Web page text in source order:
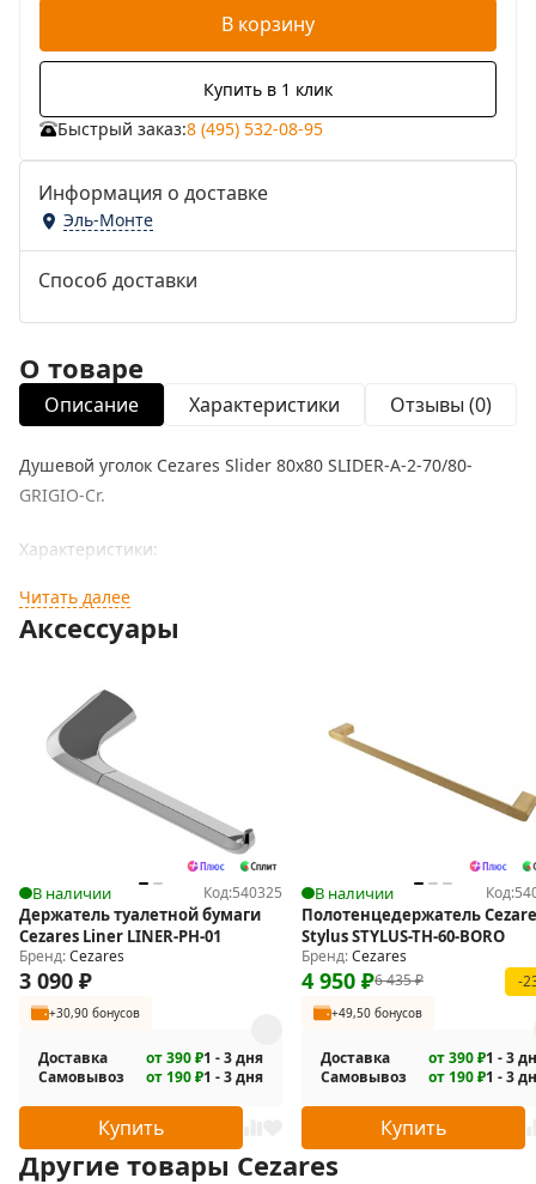
В корзину
Купить в 1 клик
Быстрый заказ:8 (495) 532-08-95
Информация о доставке
Эль-Монте
Способ доставки
О товаре
Описание Характеристики Отзывы (0)
Душевой уголок Cezares Slider 80x80 SLIDER-A-2-70/80-
GRIGIO-Cr.
Характеристики:
Цвет профиля: хром.
Материал профиля: анодированный алюминий.
Материал петель: нержавеющая сталь.
Количество дверей: 2.
Конструкция дверей: распашная.
Регулировка ширины: за счет боковых профилей.
Диапазон регулировки ширины 70-80 см.
Диапазон регулировки глубины: 70-80 см.
Высота: 195 см.
Ширина входа: 51-65 см.
Ориентация: универсальная.
Форма: квадратная, прямоугольная.
Установка: на поддон, на пол.
Монтаж: пристенный, в угол.
В комплекте поставки:
Дверное полотно с фиксированной панелью - 2 шт.
Петля - 2 шт.
Читать далее
Аксессуары
В наличии Код:540325
Держатель туалетной бумаги
Cezares Liner LINER-PH-01
Бренд:Cezares
3 090 ₽
+30,90 бонусов
Доставка от 390 ₽1 - 3 дня
Самовывоз
от 190 ₽1 - 3 дня
Купить
В наличии Код:
Полотенцедержатель
Stylus STYLUS-TH-60-BORO
Бренд:Cezares
6 435₽
4 950 ₽ -
+49,50 бонусов
Доставка от 390 ₽1 - 3
Самовывоз
от 190 ₽1 - 3
Купить
Другие товары Cezares